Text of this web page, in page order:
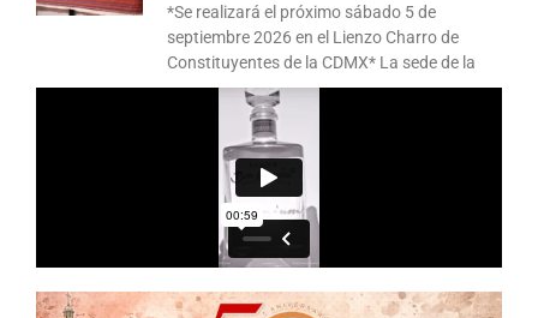
*Se realizará el próximo sábado 5 de
septiembre 2026 en el Lienzo Charro de
Constituyentes de la CDMX* La sede de la